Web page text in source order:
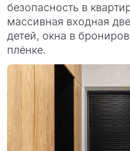
безопасность в
массивная входная
детей, окна в
плёнке.